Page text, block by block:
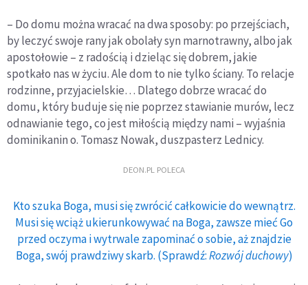
– Do domu można wracać na dwa sposoby: po przejściach,
by leczyć swoje rany jak obolały syn marnotrawny, albo jak
apostołowie – z radością i dzieląc się dobrem, jakie
spotkało nas w życiu. Ale dom to nie tylko ściany. To relacje
rodzinne, przyjacielskie… Dlatego dobrze wracać do
domu, który buduje się nie poprzez stawianie murów, lecz
odnawianie tego, co jest miłością między nami – wyjaśnia
dominikanin o. Tomasz Nowak, duszpasterz Lednicy.
DEON.PL POLECA
Kto szuka Boga, musi się zwrócić całkowicie do wewnątrz.
Musi się wciąż ukierunkowywać na Boga, zawsze mieć Go
przed oczyma i wytrwale zapominać o sobie, aż znajdzie
Boga, swój prawdziwy skarb. (Sprawdź:Rozwój duchowy)